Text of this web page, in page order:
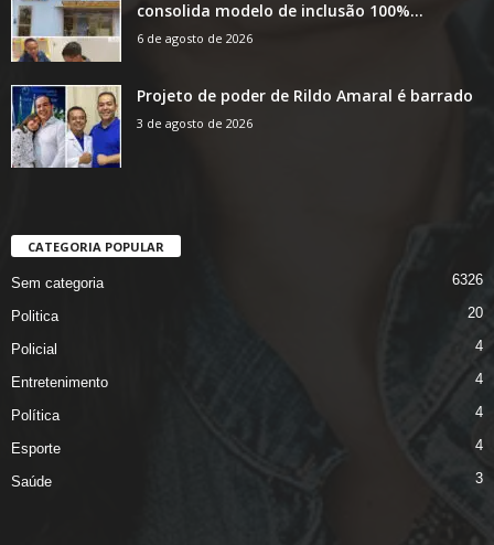
consolida modelo de inclusão 100%...
6 de agosto de 2026
Projeto de poder de Rildo Amaral é barrado
3 de agosto de 2026
CATEGORIA POPULAR
Sem categoria 6326
Politica 20
Policial 4
Entretenimento 4
Política 4
Esporte 4
Saúde 3